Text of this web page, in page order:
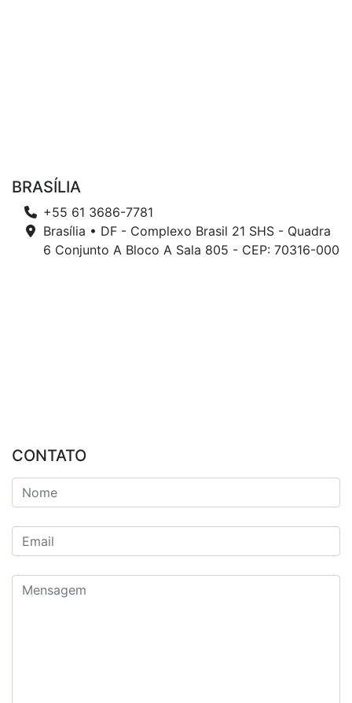
BRASÍLIA
+55 61 3686-7781
Brasília • DF - Complexo Brasil 21 SHS - Quadra
6 Conjunto A Bloco A Sala 805 - CEP: 70316-000
CONTATO